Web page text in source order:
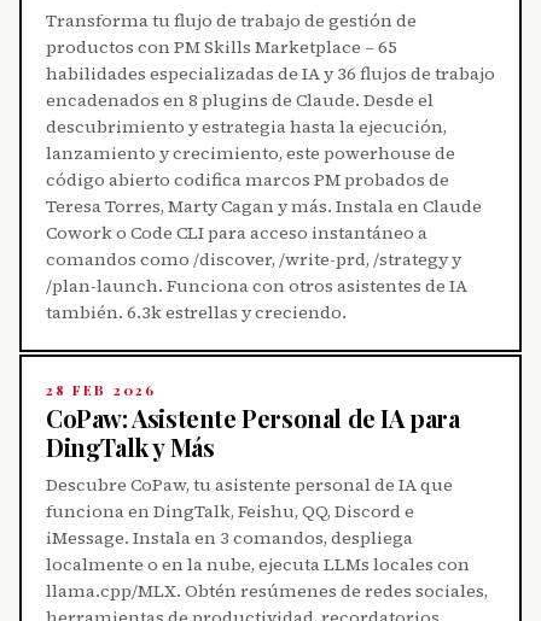
Transforma tu flujo de trabajo de gestión de
productos con PM Skills Marketplace – 65
habilidades especializadas de IA y 36 flujos de trabajo
encadenados en 8 plugins de Claude. Desde el
descubrimiento y estrategia hasta la ejecución,
lanzamiento y crecimiento, este powerhouse de
código abierto codifica marcos PM probados de
Teresa Torres, Marty Cagan y más. Instala en Claude
Cowork o Code CLI para acceso instantáneo a
comandos como /discover, /write-prd, /strategy y
/plan-launch. Funciona con otros asistentes de IA
también. 6.3k estrellas y creciendo.
28 FEB 2026
CoPaw: Asistente Personal de IA para
DingTalk y Más
Descubre CoPaw, tu asistente personal de IA que
funciona en DingTalk, Feishu, QQ, Discord e
iMessage. Instala en 3 comandos, despliega
localmente o en la nube, ejecuta LLMs locales con
llama.cpp/MLX. Obtén resúmenes de redes sociales,